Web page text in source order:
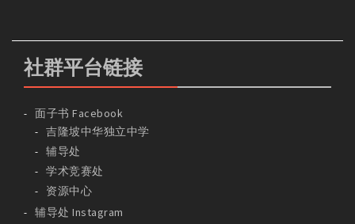
社群平台链接
面子书 Facebook
吉隆坡中华独立中学
辅导处
学术竞赛处
资源中心
辅导处 Instagram